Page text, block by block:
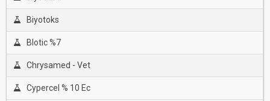
Biyotoks
Blotic %7
Chrysamed - Vet
Cypercel % 10 Ec